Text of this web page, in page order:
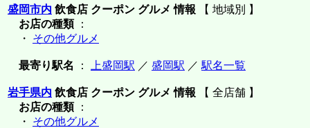
盛岡市内 飲食店 クーポン グルメ 情報 【 地域別 】
お店の種類：
・ その他グルメ
最寄り駅名 ： 上盛岡駅 ／ 盛岡駅 ／ 駅名一覧
岩手県内 飲食店 クーポン グルメ 情報 【 全店舗 】
お店の種類：
・ その他グルメ